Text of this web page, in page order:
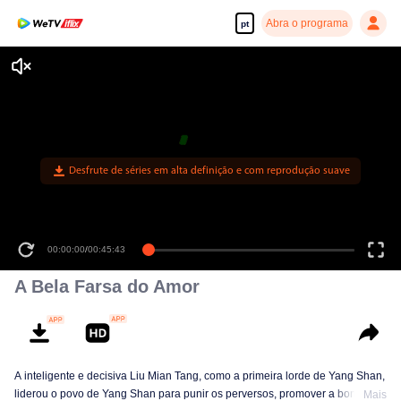
pt Abra o programa
Desfrute de séries em alta definição e com reprodução suave
00:00:00/00:45:43
A Bela Farsa do Amor
A inteligente e decisiva Liu Mian Tang, como a primeira lorde de Yang Shan,
liderou o povo de Yang Shan para punir os perversos, promover a bondade
Mais